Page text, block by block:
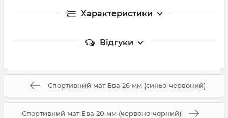
Характеристики
Відгуки
Спортивний мат Ева 26 мм (синьо-червоний)
Спортивний мат Ева 20 мм (червоно-чорний)